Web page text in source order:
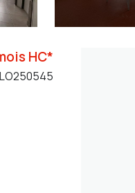
HC*
LO250545